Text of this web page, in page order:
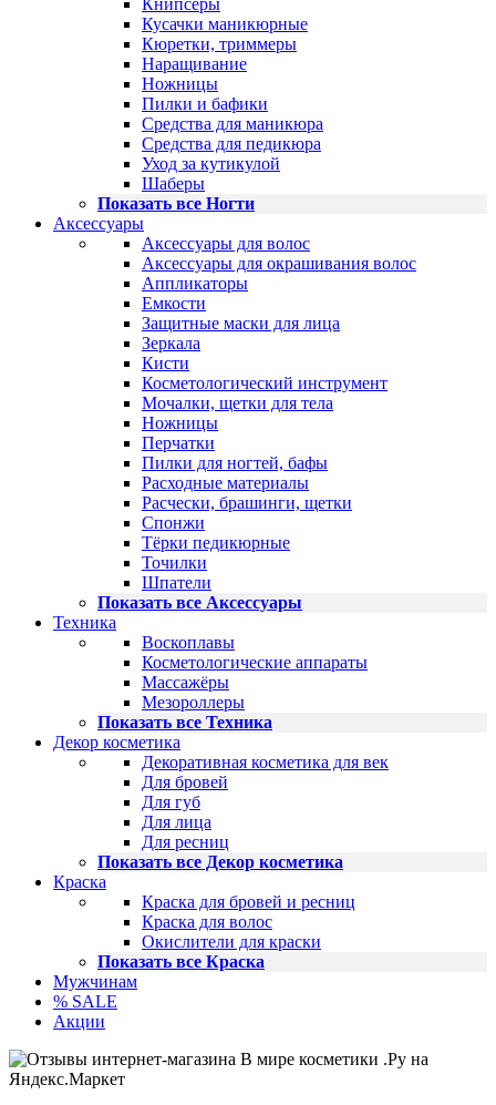
Книпсеры
Кусачки маникюрные
Кюретки, триммеры
Наращивание
Ножницы
Пилки и бафики
Средства для маникюра
Средства для педикюра
Уход за кутикулой
Шаберы
Показать все Ногти
Аксессуары
Аксессуары для волос
Аксессуары для окрашивания волос
Аппликаторы
Емкости
Защитные маски для лица
Зеркала
Кисти
Косметологический инструмент
Мочалки, щетки для тела
Ножницы
Перчатки
Пилки для ногтей, бафы
Расходные материалы
Расчески, брашинги, щетки
Спонжи
Тёрки педикюрные
Точилки
Шпатели
Показать все Аксессуары
Техника
Воскоплавы
Косметологические аппараты
Массажёры
Мезороллеры
Показать все Техника
Декор косметика
Декоративная косметика для век
Для бровей
Для губ
Для лица
Для ресниц
Показать все Декор косметика
Краска
Краска для бровей и ресниц
Краска для волос
Окислители для краски
Показать все Краска
Мужчинам
% SALE
Акции